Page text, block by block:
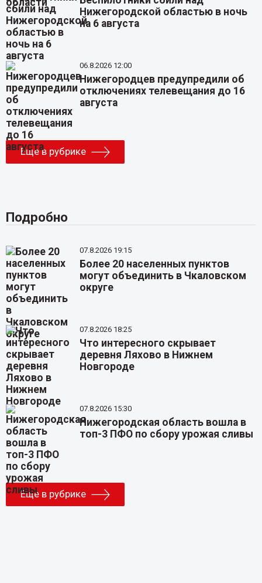
Нижегородской областью в ночь
на 6 августа
06.8.2026 12:00
Нижегородцев предупредили об
отключениях телевещания до 16
августа
Еще в рубрике
Подробно
07.8.2026 19:15
Более 20 населенных пунктов
могут объединить в Чкаловском
округе
07.8.2026 18:25
Что интересного скрывает
деревня Ляхово в Нижнем
Новгороде
07.8.2026 15:30
Нижегородская область вошла в
топ-3 ПФО по сбору урожая сливы
Еще в рубрике